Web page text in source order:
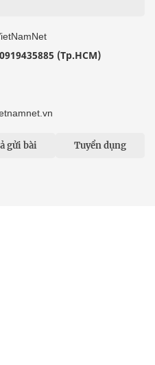
0919435885 (Tp.HCM)
gửi bài Tuyển dụng